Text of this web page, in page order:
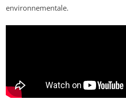
environnementale.